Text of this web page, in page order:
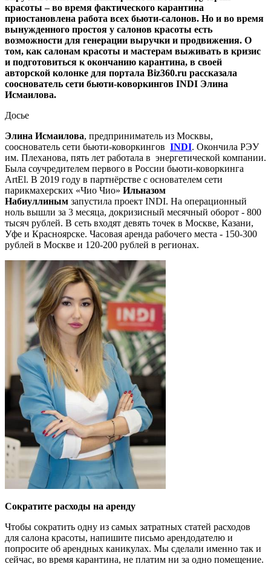
красоты – во время фактического карантина
приостановлена работа всех бьюти-салонов. Но и во время
вынужденного простоя у салонов красоты есть
возможности для генерации выручки и продвижения. О
том, как салонам красоты и мастерам выживать в кризис
и подготовиться к окончанию карантина, в своей
авторской колонке для портала Biz360.ru рассказала
сооснователь сети бьюти-коворкингов INDI Элина
Исмаилова.
Досье
Элина Исмаилова, предприниматель из Москвы,
сооснователь сети бьюти-коворкингов INDI. Окончила РЭУ
им. Плеханова, пять лет работала в энергетической компании.
Была соучредителем первого в России бьюти-коворкинга
ArtEl. В 2019 году в партнёрстве с основателем сети
парикмахерских «Чио Чио» Ильназом
Набиуллиным запустила проект INDI. На операционный
ноль вышли за 3 месяца, докризисный месячный оборот - 800
тысяч рублей. В сеть входят девять точек в Москве, Казани,
Уфе и Красноярске. Часовая аренда рабочего места - 150-300
рублей в Москве и 120-200 рублей в регионах.
Сократите расходы на аренду
Чтобы сократить одну из самых затратных статей расходов
для салона красоты, напишите письмо арендодателю и
попросите об арендных каникулах. Мы сделали именно так и
сейчас, во время карантина, не платим ни за одно помещение.